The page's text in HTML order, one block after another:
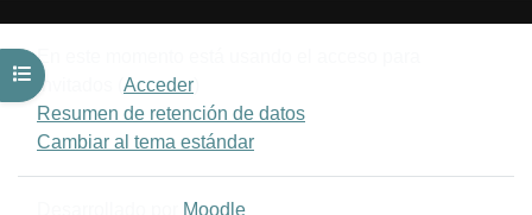
Abrir índice del curso
En este momento está usando el acceso para
invitados ( Acceder
Resumen de retención de datos
Cambiar al tema estándar
Moodle